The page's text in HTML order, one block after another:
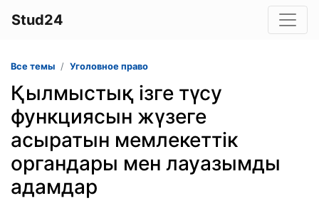
Stud24
Все темы Уголовное право
Қылмыстық ізге түсу
функциясын жүзеге
асыратын мемлекеттік
органдары мен лауазымды
адамдар